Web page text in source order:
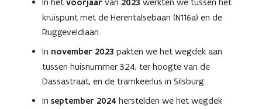
kruispunt met de Herentalsebaan (N116a) en de
Ruggeveldlaan.
In november 2023 pakten we het wegdek aan
tussen huisnummer 324, ter hoogte van de
Dassastraat, en de tramkeerlus in Silsburg.
In september 2024 herstelden we het wegdek